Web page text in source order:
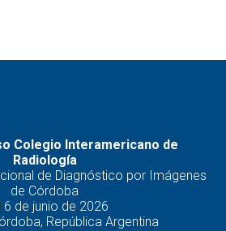
Colegio Interamericano de
Radiología
de Diagnóstico por Imágenes
de Córdoba
6 de junio de 2026
República Argentina